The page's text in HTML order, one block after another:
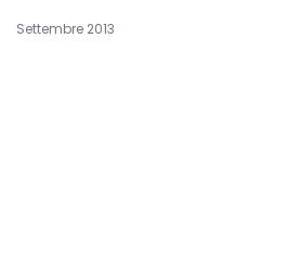
Settembre 2013